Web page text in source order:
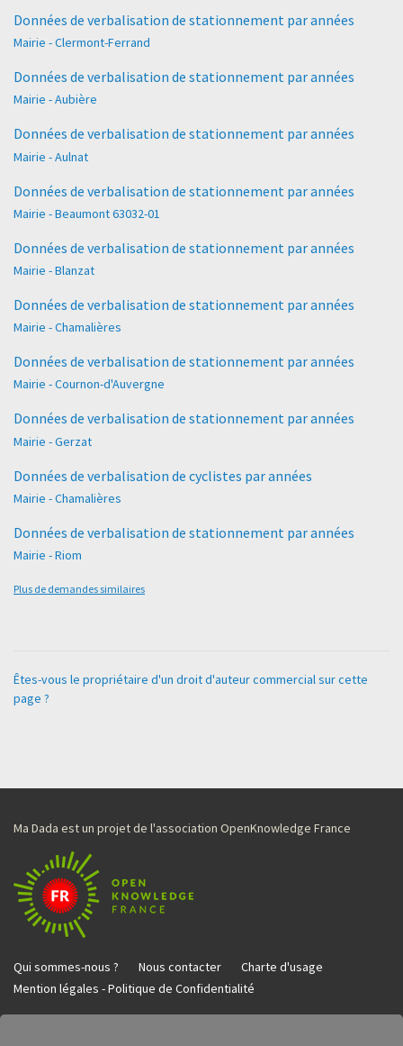
Données de verbalisation de stationnement par années
Mairie - Clermont-Ferrand
Données de verbalisation de stationnement par années
Mairie - Aubière
Données de verbalisation de stationnement par années
Mairie - Aulnat
Données de verbalisation de stationnement par années
Mairie - Beaumont 63032-01
Données de verbalisation de stationnement par années
Mairie - Blanzat
Données de verbalisation de stationnement par années
Mairie - Chamalières
Données de verbalisation de stationnement par années
Mairie - Cournon-d'Auvergne
Données de verbalisation de stationnement par années
Mairie - Gerzat
Données de verbalisation de cyclistes par années
Mairie - Chamalières
Données de verbalisation de stationnement par années
Mairie - Riom
Plus de demandes similaires
Êtes-vous le propriétaire d'un droit d'auteur commercial sur cette
page ?
Ma Dada est un projet de l'association OpenKnowledge France
Qui sommes-nous ? Nous contacter
Charte d'usage
Mention légales - Politique de Confidentialité